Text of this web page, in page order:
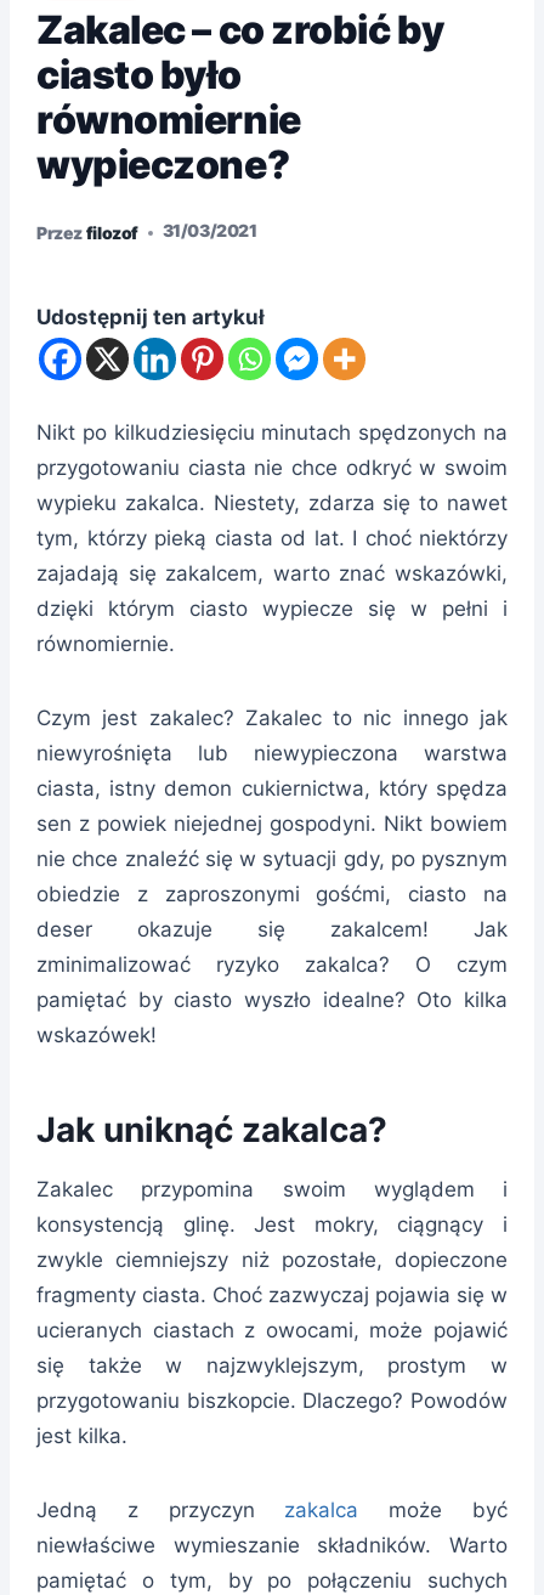
Zakalec – co zrobić by
ciasto było
równomiernie
wypieczone?
Przezfilozof 31/03/2021
Udostępnij ten artykuł
Nikt po kilkudziesięciu minutach spędzonych na
przygotowaniu ciasta nie chce odkryć w swoim
wypieku zakalca. Niestety, zdarza się to nawet
tym, którzy pieką ciasta od lat. I choć niektórzy
zajadają się zakalcem, warto znać wskazówki,
dzięki którym ciasto wypiecze się w pełni i
równomiernie.
Czym jest zakalec? Zakalec to nic innego jak
niewyrośnięta lub niewypieczona warstwa
ciasta, istny demon cukiernictwa, który spędza
sen z powiek niejednej gospodyni. Nikt bowiem
nie chce znaleźć się w sytuacji gdy, po pysznym
obiedzie z zaproszonymi gośćmi, ciasto na
deser okazuje się zakalcem! Jak
zminimalizować ryzyko zakalca? O czym
pamiętać by ciasto wyszło idealne? Oto kilka
wskazówek!
Jak uniknąć zakalca?
Zakalec przypomina swoim wyglądem i
konsystencją glinę. Jest mokry, ciągnący i
zwykle ciemniejszy niż pozostałe, dopieczone
fragmenty ciasta. Choć zazwyczaj pojawia się w
ucieranych ciastach z owocami, może pojawić
się także w najzwyklejszym, prostym w
przygotowaniu biszkopcie. Dlaczego? Powodów
jest kilka.
Jedną z przyczyn zakalca może być
niewłaściwe wymieszanie składników. Warto
pamiętać o tym, by po połączeniu suchych